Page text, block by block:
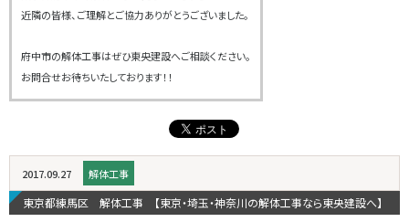
近隣の皆様、ご理解とご協力ありがとうございました。
府中市の解体工事はぜひ東央建設へご相談ください。
お問合せお待ちいたしております！！
2017.09.27 解体工事
東京都練馬区 解体工事 【東京・埼玉・神奈川の解体工事なら東央建設へ】